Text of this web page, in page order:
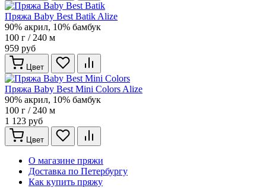
Пряжа Baby Best Batik Alize
90% акрил, 10% бамбук
100 г / 240 м
959 руб
Цвет
Пряжа Baby Best Mini Colors Alize
90% акрил, 10% бамбук
100 г / 240 м
1 123 руб
Цвет
О магазине пряжи
Доставка по Петербургу
Как купить пряжу